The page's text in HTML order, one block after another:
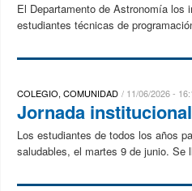
El Departamento de Astronomía
estudiantes técnicas de
COLEGIO, COMUNIDAD 11/06/2026 -
Jornada
Los estudiantes de todos los años
saludables, el martes 9 de junio.